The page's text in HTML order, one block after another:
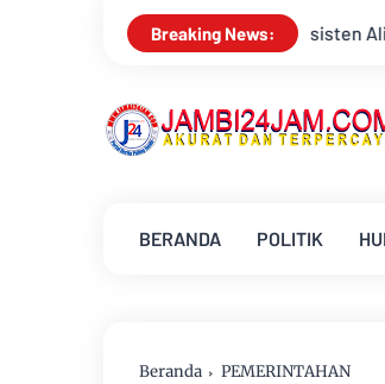
Breaking News:
Kepedulian, Sinsen Gelar Donor Darah ke-
BERANDA POLITIK
Beranda PEMERINTAHAN